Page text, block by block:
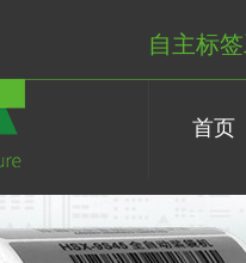
自主标
首页